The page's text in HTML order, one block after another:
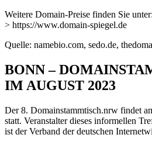
Weitere Domain-Preise finden Sie unter:
> https://www.domain-spiegel.de
Quelle: namebio.com, sedo.de,
BONN –
IM AUGUST 2023
Der 8. Domainstammtisch.nrw findet
statt. Veranstalter dieses informellen
ist der Verband der deutschen